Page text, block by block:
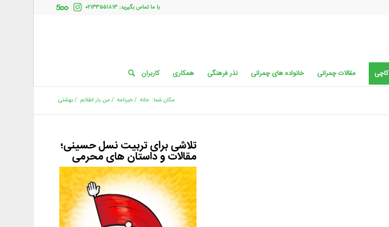
با ما تماس بگیرید: ۰۲۱۳۳۵۵۱۸۱۳
کاچی مقالات چمرانی خانواده های چمرانی نذر فرهنگی همکاری کاربران
مکان شما: خانه /خبرنامه / من یار انقلابم /بهشتی
تلاشی برای تربیت نسل حسینی؛
مقالات و داستان های محرمی